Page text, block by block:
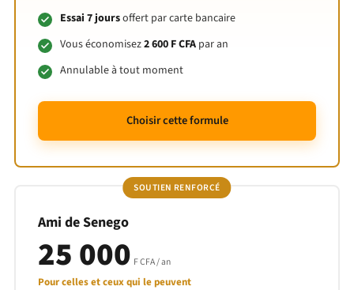
Essai 7 joursoffert par carte bancaire
Vous économisez2 600 F CFA par an
Annulable à tout moment
Choisir cette formule
SOUTIEN RENFORCÉ
Ami de Senego
25 000 F CFA / an
Pour celles et ceux qui le peuvent